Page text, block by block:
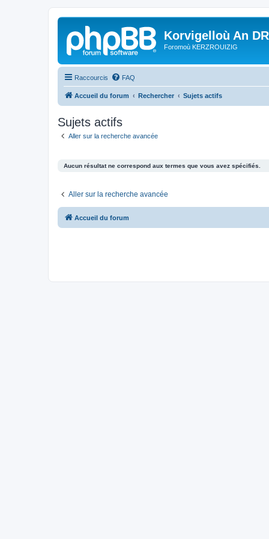
Korvigelloù An
Foromoù KERZROUIZIG
Raccourcis FAQ
Accueil du forum Rechercher Sujets actifs
Sujets actifs
Aller sur la recherche avancée
Aucun résultat ne correspond aux termes que vous avez spécifiés.
Aller sur la recherche avancée
Accueil du forum